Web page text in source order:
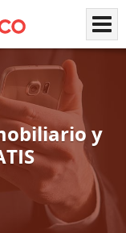
y